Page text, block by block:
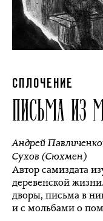
СПЛОЧЕНИЕ
ПИСЬМА ИЗ
Андрей
Сухов (Сюхмен)
Автор самиздата
деревенской
дворы, письма в
и с мольбами о